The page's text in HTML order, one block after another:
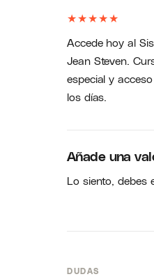
★★★★★
Accede hoy al
Jean Steven.
especial y
los días.
Añade una
Lo siento, debes
DUDAS